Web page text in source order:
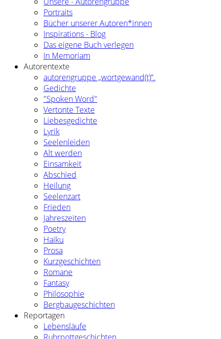
Portraits
Bücher unserer Autoren*innen
Inspirations - Blog
Das eigene Buch verlegen
In Memoriam
Autorentexte
autorengruppe „wortgewand(t)“.
Gedichte
"Spoken Word"
Vertonte Texte
Liebesgedichte
Lyrik
Seelenleiden
Alt werden
Einsamkeit
Abschied
Heilung
Seelenzart
Frieden
Jahreszeiten
Poetry
Haiku
Prosa
Kurzgeschichten
Romane
Fantasy
Philosophie
Bergbaugeschichten
Reportagen
Lebensläufe